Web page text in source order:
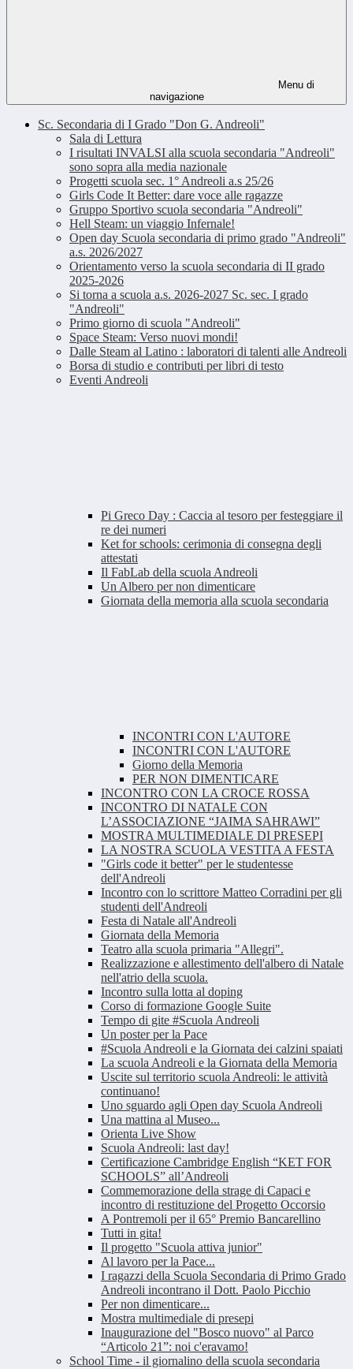
Menu di
navigazione
Sc. Secondaria di I Grado "Don G. Andreoli"
Sala di Lettura
I risultati INVALSI alla scuola secondaria "Andreoli"
sono sopra alla media nazionale
Progetti scuola sec. 1° Andreoli a.s 25/26
Girls Code It Better: dare voce alle ragazze
Gruppo Sportivo scuola secondaria "Andreoli"
Hell Steam: un viaggio Infernale!
Open day Scuola secondaria di primo grado "Andreoli"
a.s. 2026/2027
Orientamento verso la scuola secondaria di II grado
2025-2026
Si torna a scuola a.s. 2026-2027 Sc. sec. I grado
"Andreoli"
Primo giorno di scuola "Andreoli"
Space Steam: Verso nuovi mondi!
Dalle Steam al Latino : laboratori di talenti alle Andreoli
Borsa di studio e contributi per libri di testo
Eventi Andreoli
Pi Greco Day : Caccia al tesoro per festeggiare il
re dei numeri
Ket for schools: cerimonia di consegna degli
attestati
Il FabLab della scuola Andreoli
Un Albero per non dimenticare
Giornata della memoria alla scuola secondaria
INCONTRI CON L'AUTORE
INCONTRI CON L'AUTORE
Giorno della Memoria
PER NON DIMENTICARE
INCONTRO CON LA CROCE ROSSA
INCONTRO DI NATALE CON
L’ASSOCIAZIONE “JAIMA SAHRAWI”
MOSTRA MULTIMEDIALE DI PRESEPI
LA NOSTRA SCUOLA VESTITA A FESTA
"Girls code it better" per le studentesse
dell'Andreoli
Incontro con lo scrittore Matteo Corradini per gli
studenti dell'Andreoli
Festa di Natale all'Andreoli
Giornata della Memoria
Teatro alla scuola primaria "Allegri".
Realizzazione e allestimento dell'albero di Natale
nell'atrio della scuola.
Incontro sulla lotta al doping
Corso di formazione Google Suite
Tempo di gite #Scuola Andreoli
Un poster per la Pace
#Scuola Andreoli e la Giornata dei calzini spaiati
La scuola Andreoli e la Giornata della Memoria
Uscite sul territorio scuola Andreoli: le attività
continuano!
Uno sguardo agli Open day Scuola Andreoli
Una mattina al Museo...
Orienta Live Show
Scuola Andreoli: last day!
Certificazione Cambridge English “KET FOR
SCHOOLS” all’Andreoli
Commemorazione della strage di Capaci e
incontro di restituzione del Progetto Occorsio
A Pontremoli per il 65° Premio Bancarellino
Tutti in gita!
Il progetto "Scuola attiva junior"
Al lavoro per la Pace...
I ragazzi della Scuola Secondaria di Primo Grado
Andreoli incontrano il Dott. Paolo Picchio
Per non dimenticare...
Mostra multimediale di presepi
Inaugurazione del "Bosco nuovo" al Parco
“Articolo 21”: noi c'eravamo!
School Time - il giornalino della scuola secondaria